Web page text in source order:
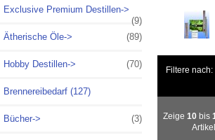
Exclusive Premium Destillen->
(9)
Ätherische Öle->
(89)
Hobby Destillen-> (70)
Brennereibedarf (127)
Bücher-> (3)
Filtere nach:
Zeige 10bis